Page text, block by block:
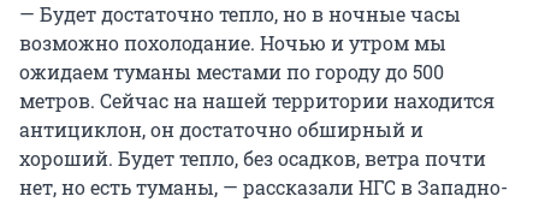
— Будет достаточно тепло, но в ночные часы
возможно похолодание. Ночью и утром мы
ожидаем туманы местами по городу до 500
метров. Сейчас на нашей территории находится
антициклон, он достаточно обширный и
хороший. Будет тепло, без осадков, ветра почти
нет, но есть туманы, — рассказали НГС в Западно-